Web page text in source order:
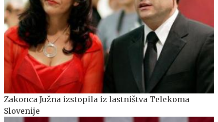
Zakonca Južna izstopila iz lastništva Telekoma
Slovenije